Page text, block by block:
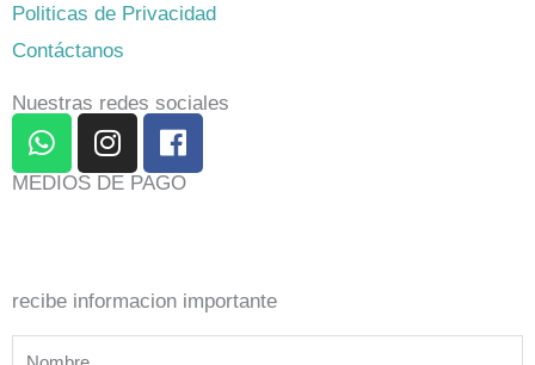
Politicas de Privacidad
Contáctanos
Nuestras redes sociales
W
h
a
p
p
I
n
s
r
a
F
a
c
o
k
MEDIOS DE PAGO
recibe informacion importante
Nombre